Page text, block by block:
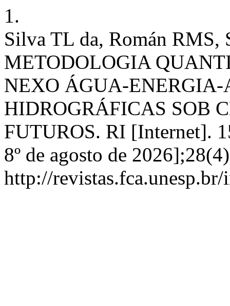
1.
Silva TL da, Román RMS,
METODOLOGIA
NEXO ÁGUA-
HIDROGRÁFICAS SOB
FUTUROS. RI [Internet].
8º de agosto de
http://